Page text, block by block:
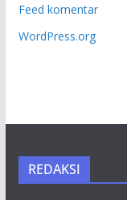
Feed komentar
WordPress.org
REDAKSI